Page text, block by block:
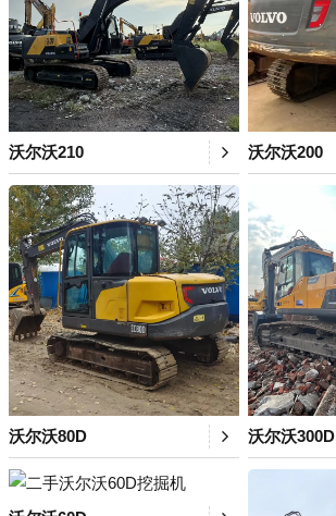
沃尔沃210 沃尔沃200
沃尔沃80D 沃尔沃300D